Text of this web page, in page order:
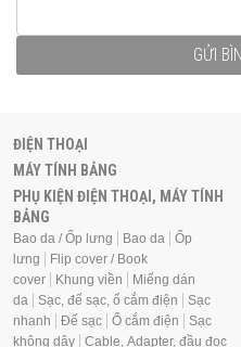
GỬI
ĐIỆN THOẠI
MÁY TÍNH BẢNG
PHỤ KIỆN ĐIỆN THOẠI, MÁY TÍNH
BẢNG
Bao da / Ốp lưng Bao da
Ốp
lưng
Flip cover / Book
cover
Khung viền
Miếng dán
da
Sạc, đế sạc, ổ cắm điện
Sạc
nhanh
Đế sạc Ổ cắm điện
Sạc
không dây
Cable, Adapter, đầu đọc